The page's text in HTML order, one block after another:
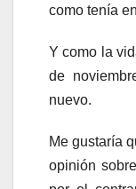
como tenía
Y como la
de
nuevo.
Me gustaría
opinión